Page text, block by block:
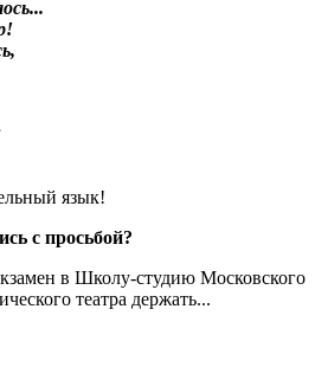
язык!
с просьбой?
в Школу-студию Московского
театра держать...